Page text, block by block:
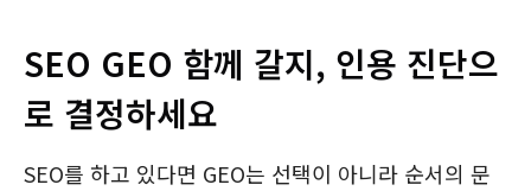
SEO GEO 함께 갈지, 인용 진단으
로 결정하세요
SEO를 하고 있다면 GEO는 선택이 아니라 순서의 문